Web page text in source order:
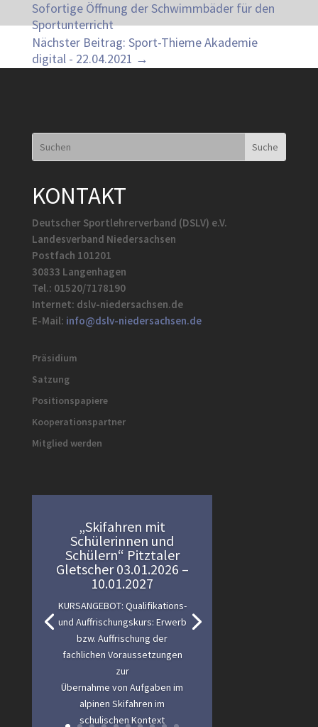
Sofortige Öffnung der Schwimmbäder für den
Sportunterricht
Nächster Beitrag: Sport-Thieme Akademie
digital - 22.04.2021 →
KONTAKT
Deutscher Sportlehrerverband (DSLV) e.V.
Landesverband Niedersachsen
Postfach 101201
30833 Langenhagen
Tel.: 01520/7178190
Internet: dslv-niedersachsen.de
E-Mail: info@dslv-niedersachsen.de
Präsidium
Satzung
Positionspapiere
Kooperationspartner
Mitglied werden
„Skifahren mit
Schülerinnen und
Schülern“ Pitztaler
Gletscher 03.01.2026 –
10.01.2027
KURSANGEBOT: Qualifikations-
und Auffrischungskurs: Erwerb
bzw. Auffrischung der
fachlichen Voraussetzungen
zur
Übernahme von Aufgaben im
alpinen Skifahren im
schulischen Kontext